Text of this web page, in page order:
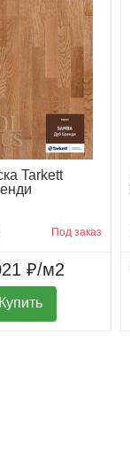
Tarkett
Под заказ
₽/м2
Купить